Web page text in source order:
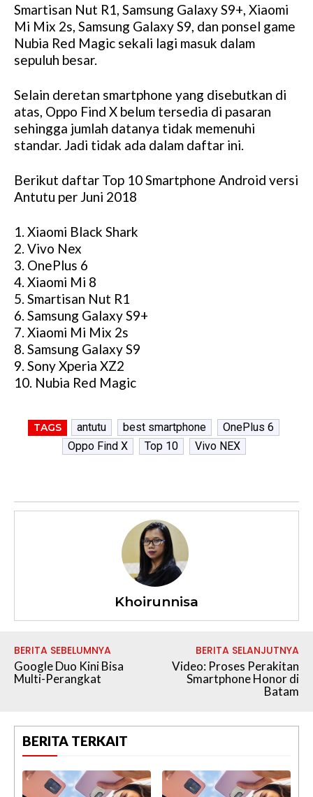
Smartisan Nut R1, Samsung Galaxy S9+, Xiaomi
Mi Mix 2s, Samsung Galaxy S9, dan ponsel game
Nubia Red Magic sekali lagi masuk dalam
sepuluh besar.
Selain deretan smartphone yang disebutkan di
atas, Oppo Find X belum tersedia di pasaran
sehingga jumlah datanya tidak memenuhi
standar. Jadi tidak ada dalam daftar ini.
Berikut daftar Top 10 Smartphone Android versi
Antutu per Juni 2018
1. Xiaomi Black Shark
2. Vivo Nex
3. OnePlus 6
4. Xiaomi Mi 8
5. Smartisan Nut R1
6. Samsung Galaxy S9+
7. Xiaomi Mi Mix 2s
8. Samsung Galaxy S9
9. Sony Xperia XZ2
10. Nubia Red Magic
TAGS antutu best smartphone
OnePlus 6
Oppo Find X
Top 10 Vivo NEX
Khoirunnisa
BERITA SEBELUMNYA
Google Duo Kini Bisa
Multi-Perangkat
BERITA SELANJUTNYA
Video: Proses Perakitan
Smartphone Honor di
Batam
BERITA TERKAIT